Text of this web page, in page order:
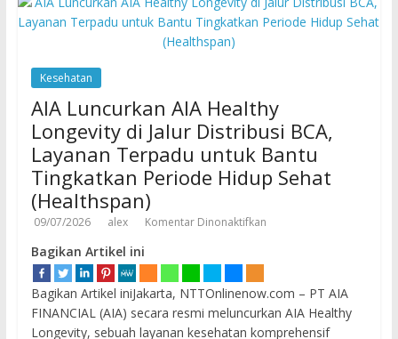
Kesehatan
AIA Luncurkan AIA Healthy
Longevity di Jalur Distribusi BCA,
Layanan Terpadu untuk Bantu
Tingkatkan Periode Hidup Sehat
(Healthspan)
09/07/2026 alex Komentar Dinonaktifkan
Bagikan Artikel ini
Bagikan Artikel iniJakarta, NTTOnlinenow.com – PT AIA
FINANCIAL (AIA) secara resmi meluncurkan AIA Healthy
Longevity, sebuah layanan kesehatan komprehensif